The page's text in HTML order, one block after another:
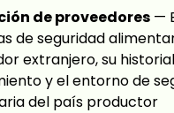
de proveedores —
de seguridad
extranjero, su
y el entorno de
del país productor